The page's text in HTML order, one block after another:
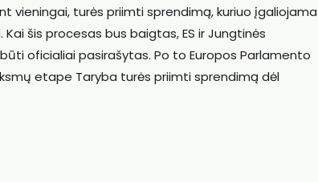
vieningai, turės priimti sprendimą, kuriuo įgaliojama
šis procesas bus baigtas, ES ir Jungtinės
oficialiai pasirašytas. Po to Europos Parlamento
etape Taryba turės priimti sprendimą dėl